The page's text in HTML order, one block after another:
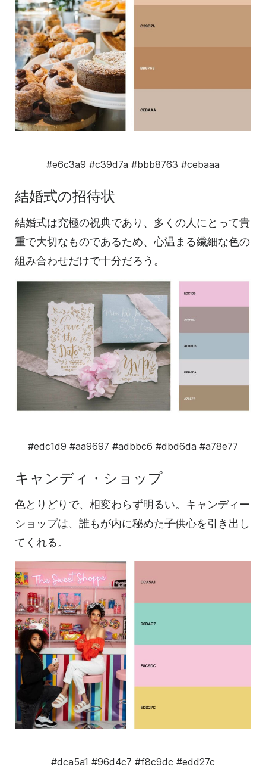
#e6c3a9 #c39d7a #bbb8763 #cebaaa
結婚式の招待状
結婚式は究極の祝典であり、多くの人にとって貴
重で大切なものであるため、心温まる繊細な色の
組み合わせだけで十分だろう。
#edc1d9 #aa9697 #adbbc6 #dbd6da #a78e77
キャンディ・ショップ
色とりどりで、相変わらず明るい。キャンディー
ショップは、誰もが内に秘めた子供心を引き出し
てくれる。
#dca5a1 #96d4c7 #f8c9dc #edd27c